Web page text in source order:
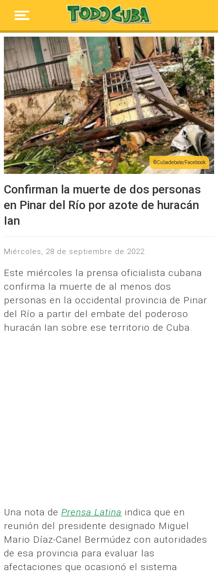
Cubadebate/Facebook
Confirman la muerte de dos personas
en Pinar del Río por azote de huracán
Ian
miércoles, 28 de septiembre de 2022
Este miércoles la prensa oficialista cubana
confirma la muerte de al menos dos
personas en la occidental provincia de Pinar
del Río a partir del embate del poderoso
huracán Ian sobre ese territorio de Cuba.
Una nota de Prensa Latina indica que en
reunión del presidente designado Miguel
Mario Díaz-Canel Bermúdez con autoridades
de esa provincia para evaluar las
afectaciones que ocasionó el sistema